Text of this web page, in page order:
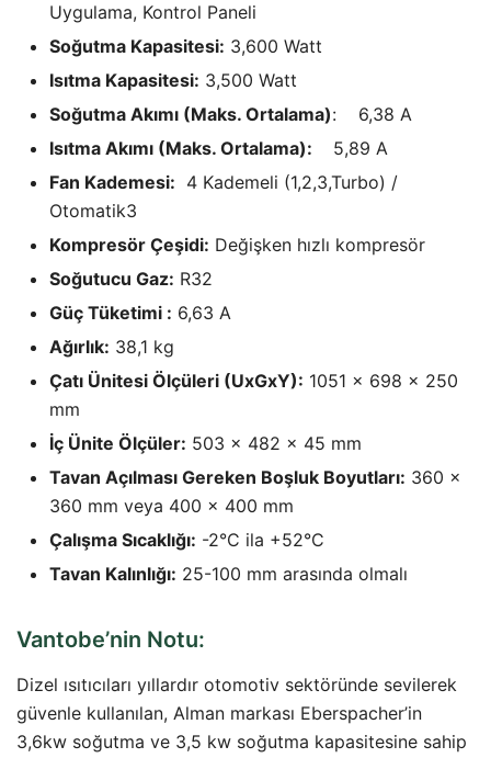
Uygulama, Kontrol Paneli
Soğutma Kapasitesi: 3,600 Watt
Isıtma Kapasitesi: 3,500 Watt
Soğutma Akımı (Maks. Ortalama): 6,38 A
Isıtma Akımı (Maks. Ortalama):
5,89 A
Fan Kademesi: 4 Kademeli (1,2,3,Turbo) /
Otomatik3
Kompresör Çeşidi: Değişken hızlı kompresör
Soğutucu Gaz: R32
Güç Tüketimi : 6,63 A
Ağırlık: 38,1 kg
Çatı Ünitesi Ölçüleri (UxGxY): 1051 x 698 x 250
mm
İç Ünite Ölçüler: 503 x 482 x 45 mm
Tavan Açılması Gereken Boşluk Boyutları: 360 x
360 mm veya 400 x 400 mm
Çalışma Sıcaklığı: -2°C ila +52°C
Tavan Kalınlığı: 25-100 mm arasında olmalı
Vantobe’nin Notu:
Dizel ısıtıcıları yıllardır otomotiv sektöründe sevilerek
güvenle kullanılan, Alman markası Eberspacher’in
3,6kw soğutma ve 3,5 kw soğutma kapasitesine sahip